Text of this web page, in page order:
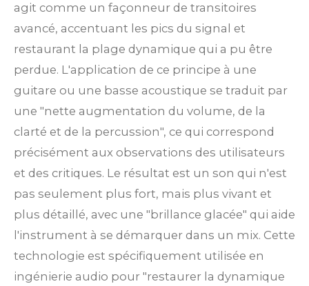
agit comme un façonneur de transitoires
avancé, accentuant les pics du signal et
restaurant la plage dynamique qui a pu être
perdue. L'application de ce principe à une
guitare ou une basse acoustique se traduit par
une "nette augmentation du volume, de la
clarté et de la percussion", ce qui correspond
précisément aux observations des utilisateurs
et des critiques. Le résultat est un son qui n'est
pas seulement plus fort, mais plus vivant et
plus détaillé, avec une "brillance glacée" qui aide
l'instrument à se démarquer dans un mix. Cette
technologie est spécifiquement utilisée en
ingénierie audio pour "restaurer la dynamique